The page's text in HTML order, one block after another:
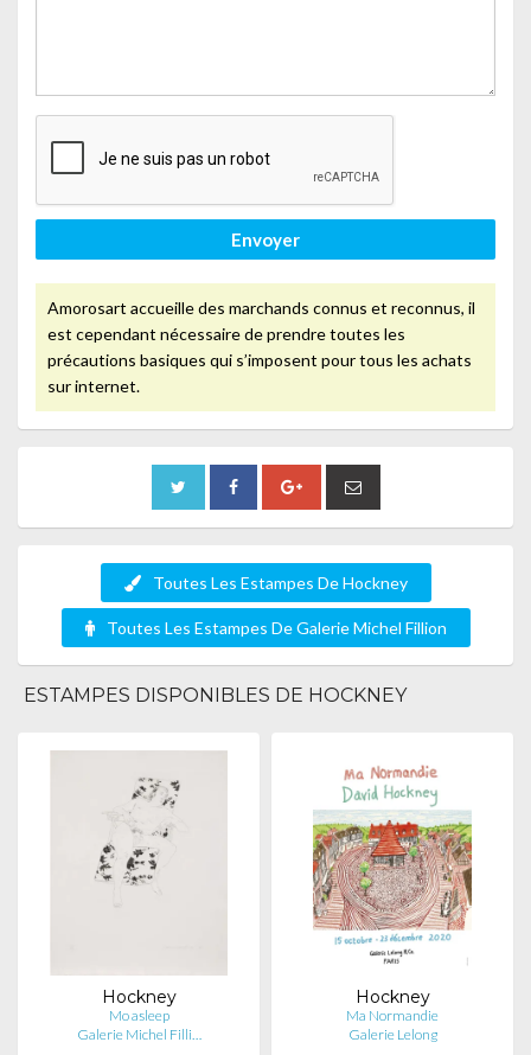
Envoyer
Amorosart accueille des marchands connus et reconnus, il
est cependant nécessaire de prendre toutes les
précautions basiques qui s’imposent pour tous les achats
sur internet.
Toutes Les Estampes De Hockney
Toutes Les Estampes De Galerie Michel Fillion
ESTAMPES DISPONIBLES DE HOCKNEY
Hockney
Mo asleep
Galerie Michel Filli…
Hockney
Ma Normandie
Galerie Lelong